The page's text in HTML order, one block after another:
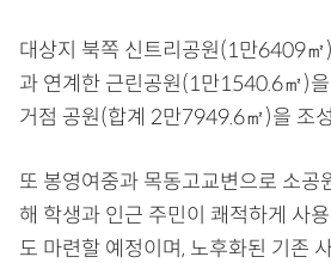
대상지 북쪽 신트리공원(1만6409㎡
과 연계한 근린공원(1만1540.6㎡)
거점 공원(합계 2만7949.6㎡)을 조
또 봉영여중과 목동고교변으로 소
해 학생과 인근 주민이 쾌적하게 사
도 마련할 예정이며, 노후화된 기존